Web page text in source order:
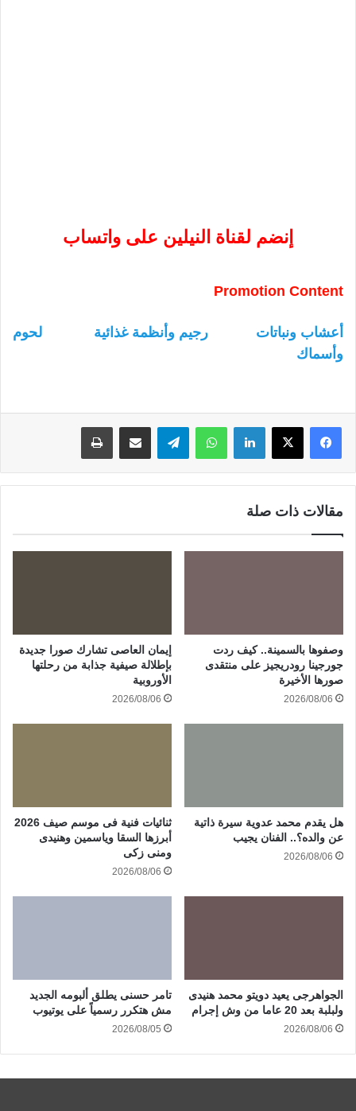
إنضم لقناة النيلين على واتساب
Promotion Content
أعشاب ونباتات رجيم وأنظمة غذائية
لحوم
وأسماك
لينكدإن واتساب
مقالات ذات صلة
وصفوها بالسمينة.. كيف ردت
جورجينا رودريجيز على منتقدى
صورها الأخيرة
2026/08/06
إيمان العاصى تشارك صورا جديدة
بإطلالة صيفية جذابة من رحلتها
الأوروبية
2026/08/06
هل يقدم محمد عدوية سيرة ذاتية
عن والده؟.. الفنان يجيب
2026/08/06
ثنائيات فنية فى موسم صيف 2026
أبرزها السقا وياسمين وهنيدى
ومنى زكى
2026/08/06
الجواهرجى يعيد دويتو محمد هنيدى
ولبلبة بعد 20 عاما من وش إجرام
2026/08/06
تامر حسنى يطلق ألبومه الجديد
مش هتكرر رسمياً على يوتيوب
2026/08/05